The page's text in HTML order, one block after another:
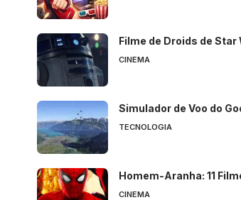
Filme de Droids de
CINEMA
Simulador de Voo do
TECNOLOGIA
Homem-Aranha: 11
CINEMA